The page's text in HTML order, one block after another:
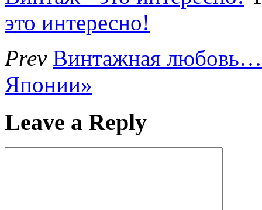
это интересно!
Prev Винтажная любовь…
Японии»
Leave a Reply